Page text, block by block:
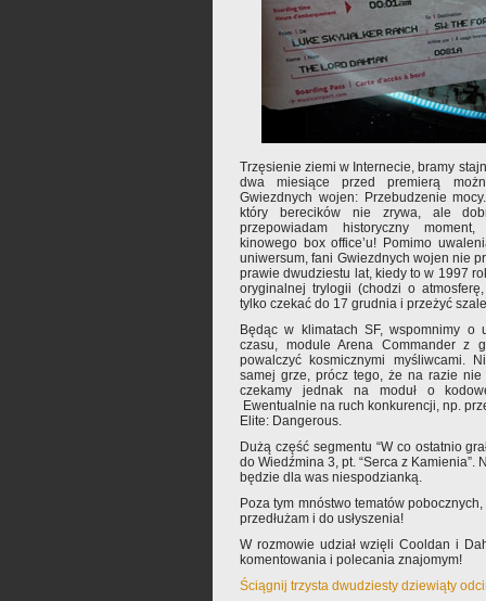
Trzęsienie ziemi w Internecie, bramy
dwa miesiące przed premierą
Gwiezdnych wojen: Przebudzenie
który berecików nie zrywa, ale
przepowiadam historyczny
kinowego box office’u! Pomimo
uniwersum, fani Gwiezdnych wojen nie
prawie dwudziestu lat, kiedy to w 1997
oryginalnej trylogii (chodzi o
tylko czekać do 17 grudnia i przeżyć
Będąc w klimatach SF, wspomnimy o
czasu, module Arena Commander z
powalczyć kosmicznymi myśliwcami.
samej grze, prócz tego, że na razie nie
czekamy jednak na moduł o
Ewentualnie na ruch konkurencji, np.
Elite: Dangerous.
Dużą część segmentu “W co ostatnio
do Wiedźmina 3, pt. “Serca z
będzie dla was niespodzianką.
Poza tym mnóstwo tematów
przedłużam i do usłyszenia!
W rozmowie udział wzięli Cooldan i
komentowania i polecania znajomym!
Ściągnij trzysta dwudziesty dziewiąty